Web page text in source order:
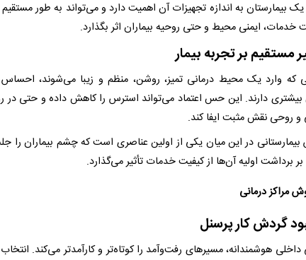
بیمارستان به اندازه تجهیزات آن اهمیت دارد و می‌تواند به طور
خدمات، ایمنی محیط و حتی روحیه بیماران اثر بگذارد.
مستقیم بر تجربه بیمار
که وارد یک محیط درمانی تمیز، روشن، منظم و زیبا می‌شوند،
دارند. این حس اعتماد می‌تواند استرس را کاهش داده و حتی در
روحی نقش مثبت ایفا کند.
در این میان یکی از اولین عناصری است که چشم بیماران را
برداشت اولیه آن‌ها از کیفیت خدمات تأثیر می‌گذارد.
گردش کار پرسنل
هوشمندانه، مسیرهای رفت‌وآمد را کوتاه‌تر و کارآمدتر می‌کند.